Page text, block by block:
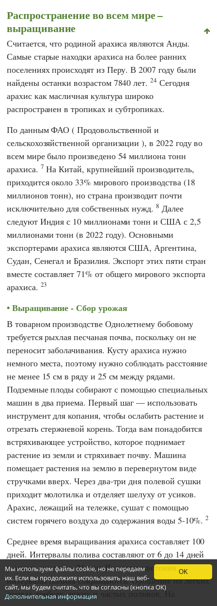
Распространение во всем мире –
выращивание
Считается, что родиной арахиса являются Анды.
Самые старые находки арахиса на более ранних
поселениях происходят из Перу. В 2007 году были
найдены останки возрастом 7840 лет.24 Сегодня
арахис как масличная культура широко
распространен в тропиках и субтропиках.
По даннымФАО (Продовольственной и
сельскохозяйственной организации ), в 2022 году во
всем мире было произведено 54 миллиона тонн
арахиса. 7 На Китай, крупнейший производитель,
приходится около 33% мирового производства (18
миллионов тонн), но страна производит почти
исключительно для собственных нужд.8 Далее
следуют Индия с 10 миллионами тонн и США с 2,5
миллионами тонн (в 2022 году). Основными
экспортерами арахиса являются США, Аргентина,
Судан, Сенегал и Бразилия. Экспорт этих пяти стран
вместе составляет 71% от общего мирового экспорта
арахиса. 23
Выращивание - Сбор урожая
В товарном производстве Однолетнему бобовому
требуется рыхлая песчаная почва, поскольку он не
переносит заболачивания. Кусту арахиса нужно
немного места, поэтому нужно соблюдать расстояние
не менее 15 см в ряду и 25 см между рядами.
Подземные плоды собирают с помощью специальных
машин в два приема. Первый шаг — использовать
инструмент для копания, чтобы ослабить растение и
отрезать стержневой корень. Тогда вам понадобится
встряхивающее устройство, которое поднимает
растение из земли и стряхивает почву. Машина
помещает растения на землю в перевернутом виде
стручками вверх. Через два-три дня полевой сушки
приходит молотилка и отделяет шелуху от усиков.
Арахис, лежащий на тележке, сушат с помощью
систем горячего воздуха до содержания воды 5-10%.2
Среднее время выращивания арахиса составляет 100
дней. Интервалы полива составляют от 6 до 14 дней
и могут достигать 21 дня. Во время цветения
интервалы полива сокращаются. Орошение на легких
почвах требует легких и частых поливов. На
OK
Мы используем файлы cookie, но не передаем
их. Если вы продолжите использовать наш веб-
сайт, мы будем считать, что вы согласны (кнопка ОК)
Дополнительная информация